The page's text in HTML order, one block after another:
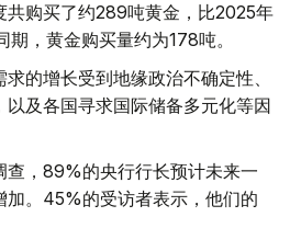
共购买了约289吨黄金，比2025年
，黄金购买量约为178吨。
的增长受到地缘政治不确定性、
及各国寻求国际储备多元化等因
查，89%的央行行长预计未来一
加。45%的受访者表示，他们的